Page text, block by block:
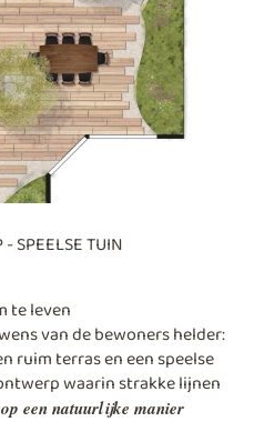
SPEELSE TUIN
te leven
van de bewoners helder:
ruim terras en een speelse
waarin strakke lijnen
op een natuurlijke manier